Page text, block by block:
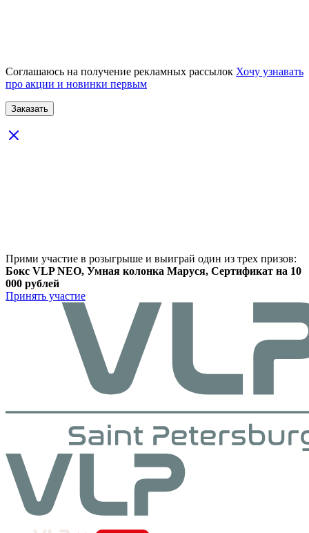
Соглашаюсь на получение рекламных рассылок Хочу узнавать
про акции и новинки первым
Прими участие в розыгрыше и выиграй один из трех призов:
Бокс VLP NEO, Умная колонка Маруся, Сертификат на 10
000 рублей
Принять участие